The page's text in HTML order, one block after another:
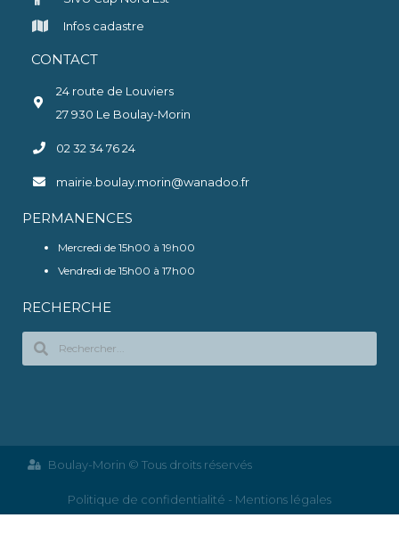
Infos cadastre
CONTACT
24 route de Louviers
27 930 Le Boulay-Morin
02 32 34 76 24
mairie.boulay.morin@wanadoo.fr
PERMANENCES
Mercredi de 15h00 à 19h00
Vendredi de 15h00 à 17h00
RECHERCHE
Boulay-Morin © Tous droits réservés
Politique de confidentialité - Mentions légales